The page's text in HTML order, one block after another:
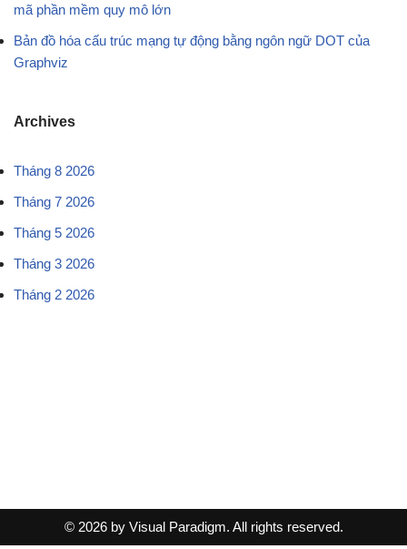
mã phần mềm quy mô lớn
Bản đồ hóa cấu trúc mạng tự động bằng ngôn ngữ DOT của
Graphviz
Archives
Tháng 8 2026
Tháng 7 2026
Tháng 5 2026
Tháng 3 2026
Tháng 2 2026
© 2026 by Visual Paradigm. All rights reserved.